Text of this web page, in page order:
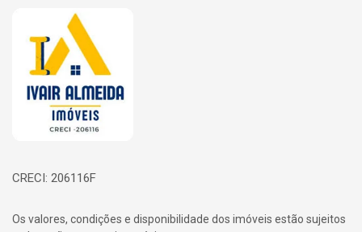
Página inicial
CRECI: 206116F
Os valores, condições e disponibilidade dos imóveis estão sujeitos